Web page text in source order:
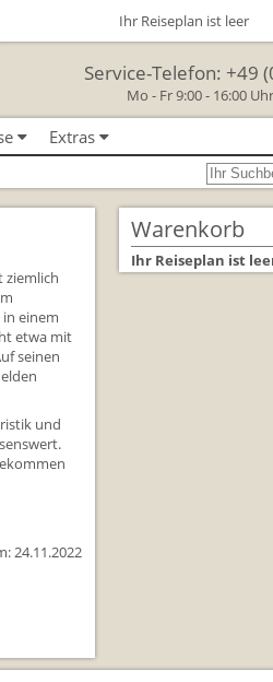
Service-Telefon: +49
Mo - Fr 9:00 - 16:00
Großbritannien
Ihrer Großbritannien Reise
- Facts & Figures
Urlaub mit Hund
- verschenken Sie eine Reise mit
Familienreisen in Großbritannien
Extras
Ihr Reiseplan ist leer
ziemlich
einem
etwa mit
seinen
und
24.11.2022
Warenkorb
Ihr Reiseplan ist